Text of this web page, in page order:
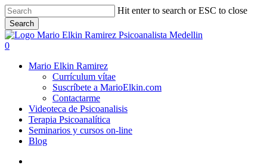
Skip
to
main
content
Hit enter to search or ESC to close
Search
Close
Search
search
0
Mario Elkin Ramirez
Currículum vítae
Suscríbete a MarioElkin.com
Contactarme
Videoteca de Psicoanalisis
Terapia Psicoanalítica
Seminarios y cursos on-line
Blog